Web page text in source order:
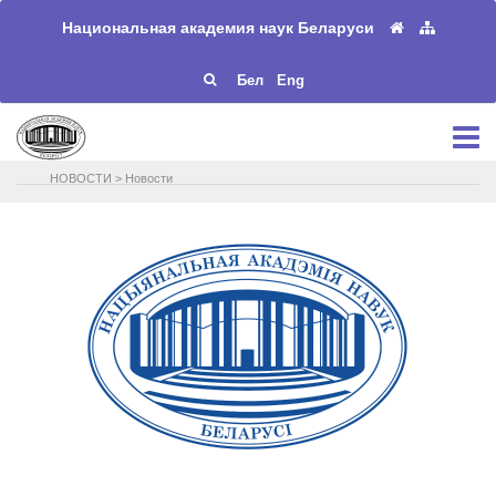
Национальная академия наук Беларуси
Бел Eng
НОВОСТИ > Новости